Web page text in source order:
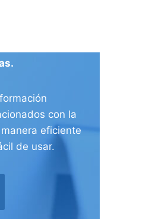
con la
eficiente
de usar.